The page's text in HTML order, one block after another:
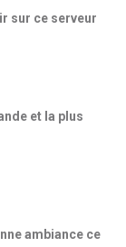
sur ce serveur
et la plus
ambiance ce